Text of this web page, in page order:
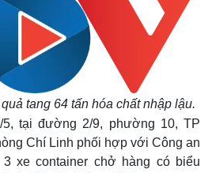
tang 64 tấn hóa chất nhập lậu.
tại đường 2/9, phường 10, TP
Chí Linh phối hợp với Công an
xe container chở hàng có biểu